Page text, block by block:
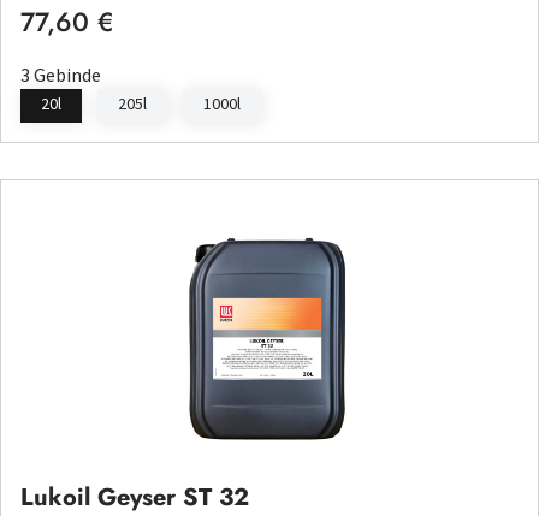
Regulärer Preis:
77,60 €
3 Gebinde
20l 205l 1000l
Lukoil Geyser ST 32